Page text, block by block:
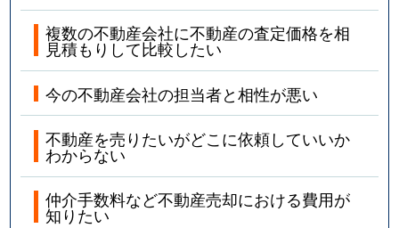
複数の不動産会社に不動産の査定価格を相
見積もりして比較したい
今の不動産会社の担当者と相性が悪い
不動産を売りたいがどこに依頼していいか
わからない
仲介手数料など不動産売却における費用が
知りたい